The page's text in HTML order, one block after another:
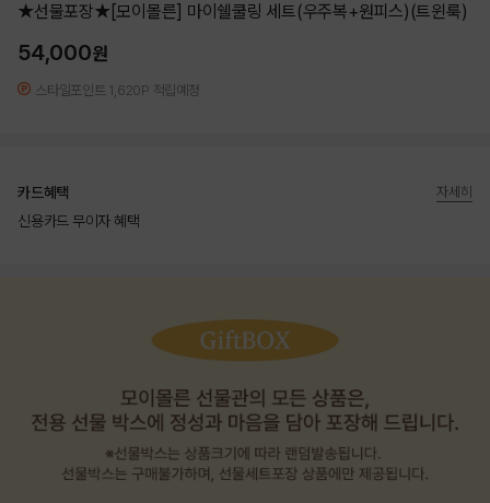
★선물포장★[모이몰른] 마이쉘쿨링 세트(우주복+원피스)(트윈룩)
54,000원
스타일포인트 1,620P 적립예정
카드혜택
신용카드 무이자 혜택
자세히